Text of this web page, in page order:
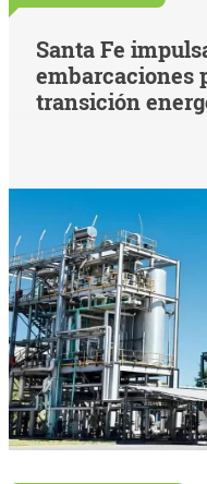
Santa Fe
embarcaciones
transición